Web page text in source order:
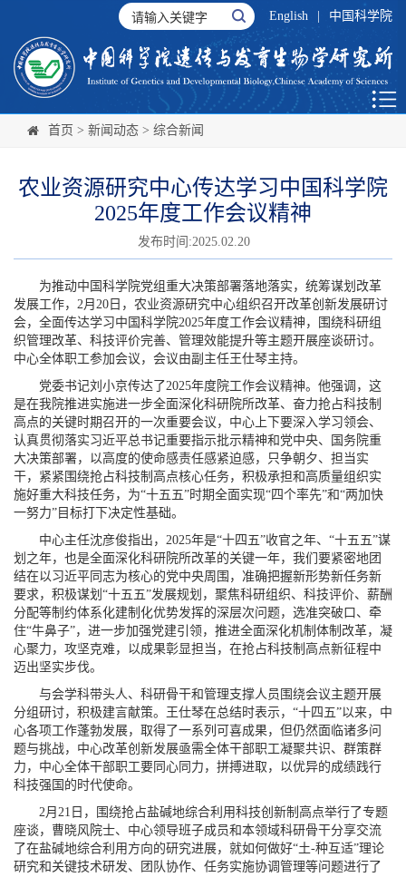
English 中国科学院
首页 > 新闻动态 > 综合新闻
农业资源研究中心传达学习中国科学院
2025年度工作会议精神
发布时间:2025.02.20
为推动中国科学院党组重大决策部署落地落实，统筹谋划改革
发展工作，2月20日，农业资源研究中心组织召开改革创新发展研讨
会，全面传达学习中国科学院2025年度工作会议精神，围绕科研组
织管理改革、科技评价完善、管理效能提升等主题开展座谈研讨。
中心全体职工参加会议，会议由副主任王仕琴主持。
党委书记刘小京传达了2025年度院工作会议精神。他强调，这
是在我院推进实施进一步全面深化科研院所改革、奋力抢占科技制
高点的关键时期召开的一次重要会议，中心上下要深入学习领会、
认真贯彻落实习近平总书记重要指示批示精神和党中央、国务院重
大决策部署，以高度的使命感责任感紧迫感，只争朝夕、担当实
干，紧紧围绕抢占科技制高点核心任务，积极承担和高质量组织实
施好重大科技任务，为“十五五”时期全面实现“四个率先”和“两加快
一努力”目标打下决定性基础。
中心主任沈彦俊指出，2025年是“十四五”收官之年、“十五五”谋
划之年，也是全面深化科研院所改革的关键一年，我们要紧密地团
结在以习近平同志为核心的党中央周围，准确把握新形势新任务新
要求，积极谋划“十五五”发展规划，聚焦科研组织、科技评价、薪酬
分配等制约体系化建制化优势发挥的深层次问题，选准突破口、牵
住“牛鼻子”，进一步加强党建引领，推进全面深化机制体制改革，凝
心聚力，攻坚克难，以成果彰显担当，在抢占科技制高点新征程中
迈出坚实步伐。
与会学科带头人、科研骨干和管理支撑人员围绕会议主题开展
分组研讨，积极建言献策。王仕琴在总结时表示，“十四五”以来，中
心各项工作蓬勃发展，取得了一系列可喜成果，但仍然面临诸多问
题与挑战，中心改革创新发展亟需全体干部职工凝聚共识、群策群
力，中心全体干部职工要同心同力，拼搏进取，以优异的成绩践行
科技强国的时代使命。
2月21日，围绕抢占盐碱地综合利用科技创新制高点举行了专题
座谈，曹晓风院士、中心领导班子成员和本领域科研骨干分享交流
了在盐碱地综合利用方向的研究进展，就如何做好“土-种互适”理论
研究和关键技术研发、团队协作、任务实施协调管理等问题进行了